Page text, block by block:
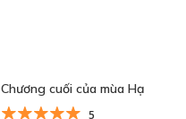
Chương cuối của mùa Hạ
5